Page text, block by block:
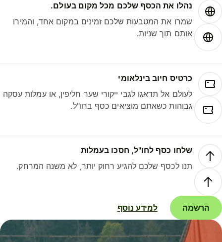
נהלו את הכסף שלכם מכל מקום בעולם.
שמרו את המטבעות שלכם זמינים במקום אחד, והמירו
אותם תוך שניות.
כרטיס חיוב בינלאומי
לעולם אל תדאגו לגבי ייקורי שער חליפין, או עמלות עסקה
גבוהות כשאתם מוציאים כסף בחו"ל.
שלחו כסף לחו"ל, חסכו בעמלות
תנו לכסף שלכם להגיע רחוק יותר, לא משנה המרחק.
הרשמה למידע נוסף